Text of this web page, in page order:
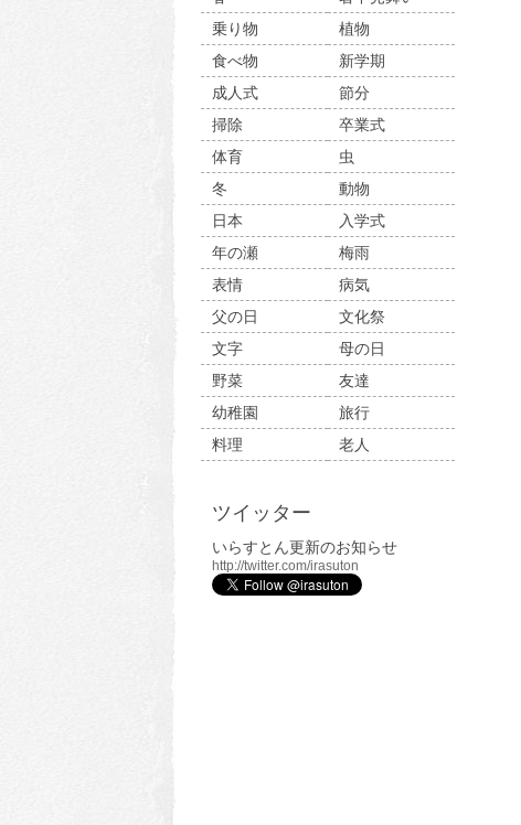
乗り物
植物
食べ物
新学期
成人式
節分
掃除
卒業式
体育
虫
冬
動物
日本
入学式
年の瀬
梅雨
表情
病気
父の日
文化祭
文字
母の日
野菜
友達
幼稚園
旅行
料理
老人
ツイッター
いらすとん更新のお知らせ
http://twitter.com/irasuton